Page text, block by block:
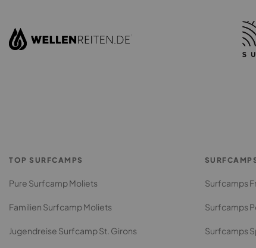
TOP SURFCAMPS
Pure Surfcamp Moliets
Familien Surfcamp Moliets
Jugendreise Surfcamp St. Girons
Surfcamps
Surfcamps
Surfcamps